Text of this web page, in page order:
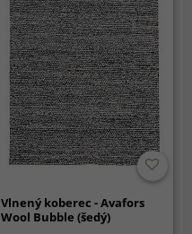
Vlnený koberec - Avafors
Wool Bubble (šedý)